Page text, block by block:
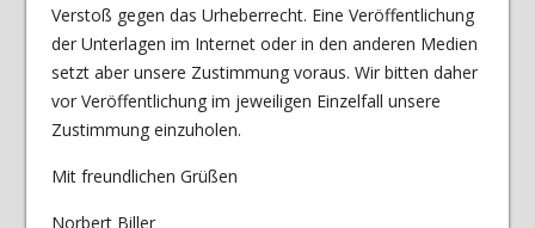
Verstoß gegen das Urheberrecht. Eine Veröffentlichung
der Unterlagen im Internet oder in den anderen Medien
setzt aber unsere Zustimmung voraus. Wir bitten daher
vor Veröffentlichung im jeweiligen Einzelfall unsere
Zustimmung einzuholen.
Mit freundlichen Grüßen
Norbert Biller